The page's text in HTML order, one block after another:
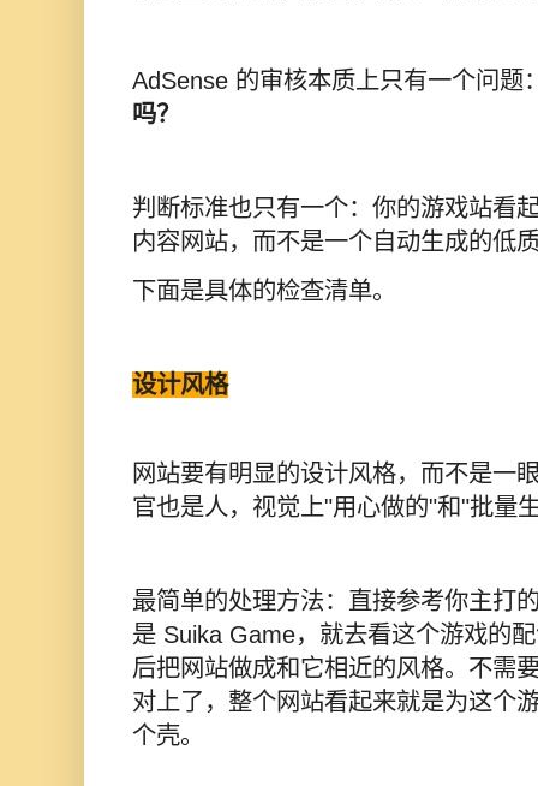
AdSense 的审核本质上只有一个问题
吗？
判断标准也只有一个：你的游戏站看
内容网站，而不是一个自动生成的低
下面是具体的检查清单。
设计风格
网站要有明显的设计风格，而不是一
官也是人，视觉上"用心做的"和"批量
最简单的处理方法：直接参考你主打
是 Suika Game，就去看这个游戏的
后把网站做成和它相近的风格。不需
对上了，整个网站看起来就是为这个
个壳。